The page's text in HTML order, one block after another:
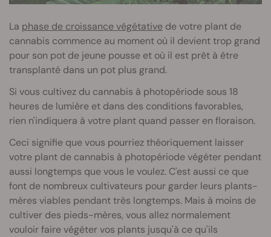
La phase de croissance végétative de votre plant de
cannabis commence au moment où il devient trop grand
pour son pot de jeune pousse et où il est prêt à être
transplanté dans un pot plus grand.
Si vous cultivez du cannabis à photopériode sous 18
heures de lumière et dans des conditions favorables,
rien n'indiquera à votre plant quand passer en floraison.
Ceci signifie que vous pourriez théoriquement laisser
votre plant de cannabis à photopériode végéter pendant
aussi longtemps que vous le voulez. C'est aussi ce que
font de nombreux cultivateurs pour garder leurs plants-
mères viables pendant très longtemps. Mais à moins de
cultiver des pieds-mères, vous allez normalement
vouloir faire végéter vos plants jusqu'à ce qu'ils